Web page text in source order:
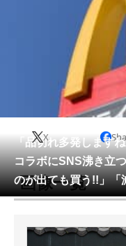
会員記事
メディア
注目記事を集めた総合
ITの今と未来を見通す
「品切れ多発します
コラボにSNS沸き立
のが出ても買う!!」
X
画像一覧